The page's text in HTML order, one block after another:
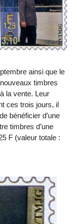
ainsi que le
timbres
la vente. Leur
ces trois jours, il
bénéficier d’une
timbres d’une
F (valeur totale :